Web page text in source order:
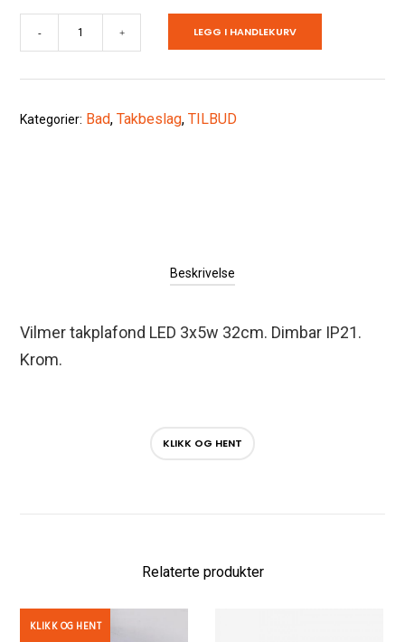
krom
antall
- + LEGG I HANDLEKURV
Kategorier: Bad,Takbeslag,TILBUD
Beskrivelse
Vilmer takplafond LED 3x5w 32cm. Dimbar IP21.
Krom.
KLIKK OG HENT
Relaterte produkter
KLIKK OG HENT